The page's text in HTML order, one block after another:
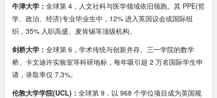
牛津大学： 全球第 4，人文社科与医学领域依旧领跑。其 PPE(哲
学、政治、经济)专业毕业生中，12% 进入英国议会或国际组
织，35% 入职高盛、麦肯锡等顶级机构。
剑桥大学： 全球第 6，学术传统与创新并存。三一学院的数学
桥、卡文迪许实验室等科研地标，每年吸引超 2 万名国际学生申
请，录取率仅 7.3%。
伦敦大学学院(UCL)： 全球第 9，以 968 个学位项目成为英国规